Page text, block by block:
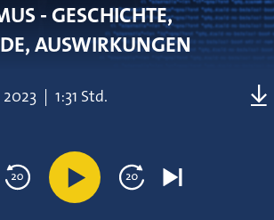
- GESCHICHTE,
AUSWIRKUNGEN
2023 | 1:31 Std.